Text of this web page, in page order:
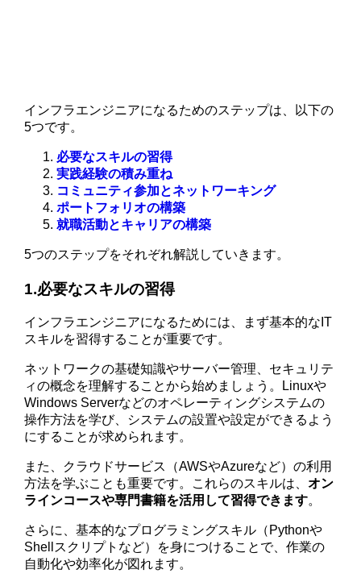
インフラエンジニアになるためのステップは、以下の
5つです。
必要なスキルの習得
実践経験の積み重ね
コミュニティ参加とネットワーキング
ポートフォリオの構築
就職活動とキャリアの構築
5つのステップをそれぞれ解説していきます。
1.必要なスキルの習得
インフラエンジニアになるためには、まず基本的なIT
スキルを習得することが重要です。
ネットワークの基礎知識やサーバー管理、セキュリテ
ィの概念を理解することから始めましょう。Linuxや
Windows Serverなどのオペレーティングシステムの
操作方法を学び、システムの設置や設定ができるよう
にすることが求められます。
また、クラウドサービス（AWSやAzureなど）の利用
方法を学ぶことも重要です。これらのスキルは、オン
ラインコースや専門書籍を活用して習得できます。
さらに、基本的なプログラミングスキル（Pythonや
Shellスクリプトなど）を身につけることで、作業の
自動化や効率化が図れます。